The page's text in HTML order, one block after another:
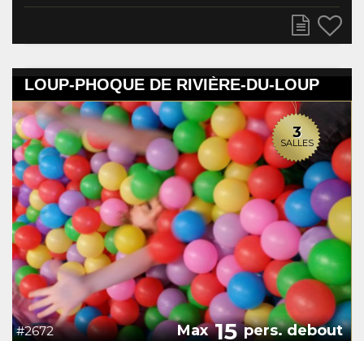
LOUP-PHOQUE DE RIVIÈRE-DU-LOUP
3
SALLES
#2672 Max15pers. debout